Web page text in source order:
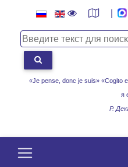
«Je pense, donc je suis» «Cogito
я
Р.